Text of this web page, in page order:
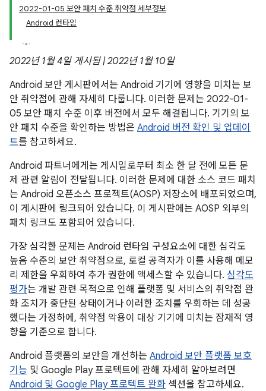
2022-01-05 보안 패치 수준 취약점 세부정보
Android 런타임
2022년 1월 4일 게시됨 | 2022년 1월 10일
Android 보안 게시판에서는 Android 기기에 영향을 미치는 보
안 취약점에 관해 자세히 다룹니다. 이러한 문제는 2022-01-
05 보안 패치 수준 이후 버전에서 모두 해결됩니다. 기기의 보
안 패치 수준을 확인하는 방법은 Android 버전 확인 및 업데이
트를 참고하세요.
Android 파트너에게는 게시일로부터 최소 한 달 전에 모든 문
제 관련 알림이 전달됩니다. 이러한 문제에 대한 소스 코드 패치
는 Android 오픈소스 프로젝트(AOSP) 저장소에 배포되었으며,
이 게시판에 링크되어 있습니다. 이 게시판에는 AOSP 외부의
패치 링크도 포함되어 있습니다.
가장 심각한 문제는 Android 런타임 구성요소에 대한 심각도
높음 수준의 보안 취약점으로, 로컬 공격자가 이를 사용해 메모
리 제한을 우회하여 추가 권한에 액세스할 수 있습니다. 심각도
평가는 개발 관련 목적으로 인해 플랫폼 및 서비스의 취약점 완
화 조치가 중단된 상태이거나 이러한 조치를 우회하는 데 성공
했다는 가정하에, 취약점 악용이 대상 기기에 미치는 잠재적 영
향을 기준으로 합니다.
Android 플랫폼의 보안을 개선하는 Android 보안 플랫폼 보호
기능 및 Google Play 프로텍트에 관해 자세히 알아보려면
Android 및 Google Play 프로텍트 완화 섹션을 참고하세요.